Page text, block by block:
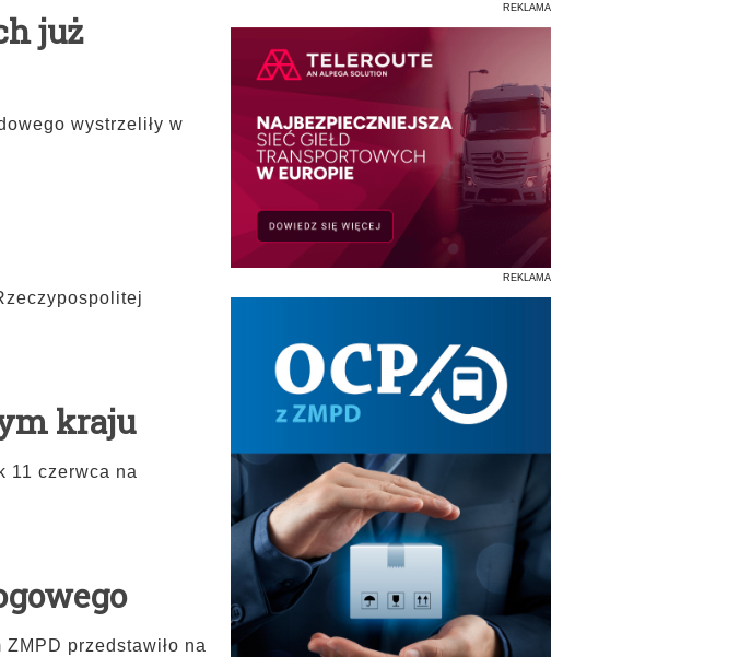
już
wystrzeliły w
kraju
11 czerwca na
przedstawiło na
REKLAMA
REKLAMA